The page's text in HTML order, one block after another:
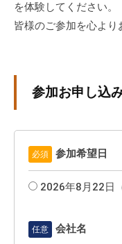
を体験してください。
皆様のご参加を心より
参加お申し込
必須 参加希望日
2026年8月22日
任意 会社名